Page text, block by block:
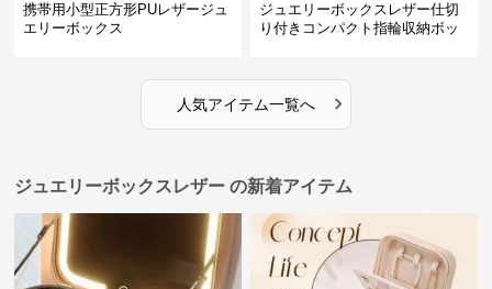
携帯用小型正方形PUレザージュ
エリーボックス
ジュエリーボックスレザー仕切
り付きコンパクト指輪収納ボッ
人気アイテム一覧へ ›
ジュエリーボックスレザー の新着アイテム